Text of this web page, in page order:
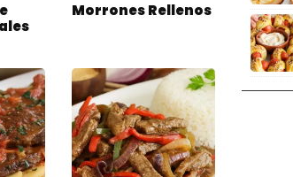
Morrones Rellenos